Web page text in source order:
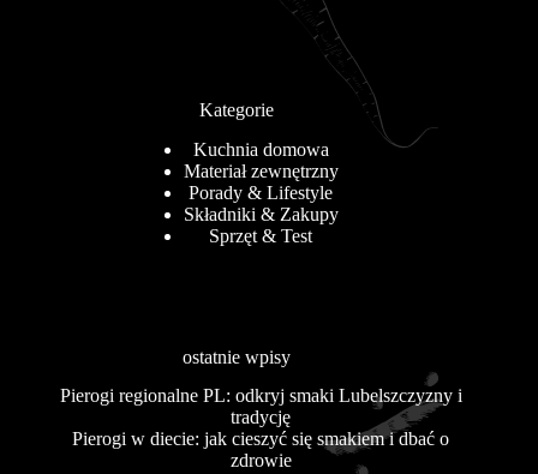
Kategorie
Kuchnia domowa
Materiał zewnętrzny
Porady & Lifestyle
Składniki & Zakupy
Sprzęt & Test
ostatnie wpisy
Pierogi regionalne PL: odkryj smaki Lubelszczyzny i
tradycję
Pierogi w diecie: jak cieszyć się smakiem i dbać o
zdrowie